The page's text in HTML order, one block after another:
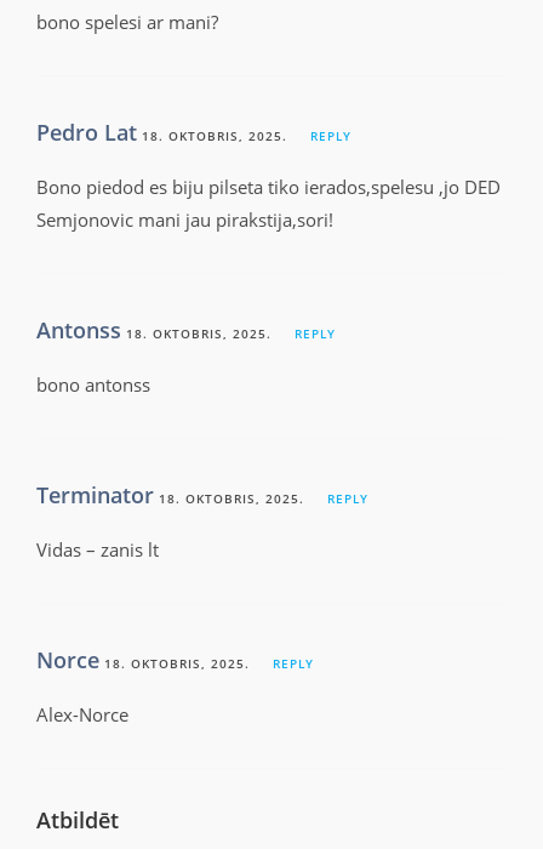
bono spelesi ar mani?
Pedro Lat 18. OKTOBRIS, 2025. REPLY
Bono piedod es biju pilseta tiko ierados,spelesu ,jo DED
Semjonovic mani jau pirakstija,sori!
Antonss 18. OKTOBRIS, 2025. REPLY
bono antonss
Terminator 18. OKTOBRIS, 2025. REPLY
Vidas – zanis lt
Norce 18. OKTOBRIS, 2025. REPLY
Alex-Norce
Atbildēt